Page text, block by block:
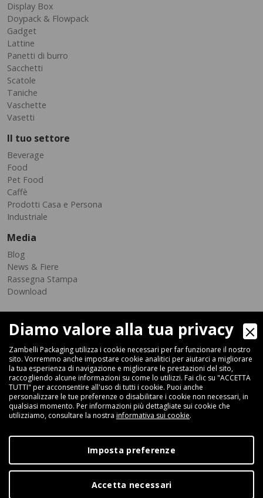
Display Box
Doypack & Flowpack
Gadget
Lattine
Panetti di burro
Sacchetti
Scatole
Taniche
Vaschette
Vasetti
Il tuo settore
Beverage
Food
Pet Food
Caffè
Prodotti Casa e Persona
Industriale
Media
Blog
News & Fiere
Rassegna Stampa
Download
Via Ferrara 35-41, 40018 San Pietro In Casale (Bologna) - ITALIA
Fax +39 051 66 68 369
+39 051 66 61 782
P.IVA IT 04212281200 - REA BO-576815
|
Diamo valore alla tua privacy
Zambelli Packaging utilizza i cookie necessari per far funzionare il nostro
sito. Vorremmo anche impostare cookie analitici per aiutarci a migliorare
la tua esperienza di navigazione e migliorare le prestazioni del sito,
raccogliendo alcune informazioni su come lo utilizzi. Fai clic su "ACCETTA
TUTTI" per acconsentire all'uso di tutti i cookie. Puoi anche
personalizzare le tue preferenze o disabilitare i cookie non necessari, in
qualsiasi momento. Per informazioni più dettagliate sui cookie che
utilizziamo, consultare la nostra informativa sui cookie.
Imposta preferenze
Accetta necessari